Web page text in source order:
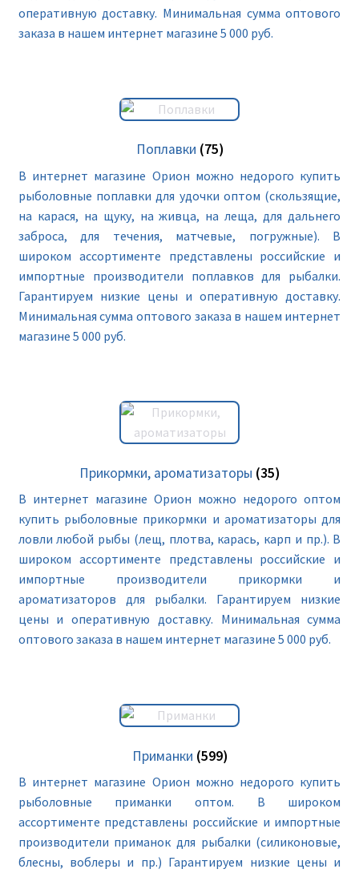
оперативную доставку. Минимальная сумма оптового
заказа в нашем интернет магазине 5 000 руб.
Поплавки (75)
В интернет магазине Орион можно недорого купить
рыболовные поплавки для удочки оптом (скользящие,
на карася, на щуку, на живца, на леща, для дальнего
заброса, для течения, матчевые, погружные). В
широком ассортименте представлены российские и
импортные производители поплавков для рыбалки.
Гарантируем низкие цены и оперативную доставку.
Минимальная сумма оптового заказа в нашем интернет
магазине 5 000 руб.
Прикормки, ароматизаторы (35)
В интернет магазине Орион можно недорого оптом
купить рыболовные прикормки и ароматизаторы для
ловли любой рыбы (лещ, плотва, карась, карп и пр.). В
широком ассортименте представлены российские и
импортные производители прикормки и
ароматизаторов для рыбалки. Гарантируем низкие
цены и оперативную доставку. Минимальная сумма
оптового заказа в нашем интернет магазине 5 000 руб.
Приманки (599)
В интернет магазине Орион можно недорого купить
рыболовные приманки оптом. В широком
ассортименте представлены российские и импортные
производители приманок для рыбалки (силиконовые,
блесны, воблеры и пр.) Гарантируем низкие цены и